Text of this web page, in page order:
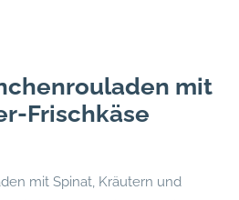
mit
Frischkäse
mit Spinat, Kräutern und